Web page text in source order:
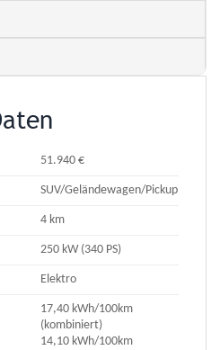
51.940 €
SUV/Geländewagen/Pickup
4 km
250 kW (340 PS)
Elektro
17,40 kWh/100km
(kombiniert)
14,10 kWh/100km